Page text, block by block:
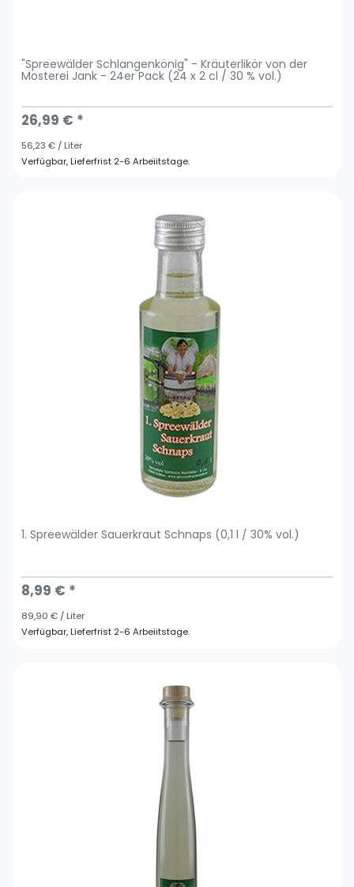
"Spreewälder Schlangenkönig" - Kräuterlikör von der
Mosterei Jank - 24er Pack (24 x 2 cl / 30 % vol.)
26,99 € *
56,23 € / Liter
Verfügbar, Lieferfrist 2-6 Arbeiitstage.
1. Spreewälder Sauerkraut Schnaps (0,1 l / 30% vol.)
8,99 € *
89,90 € / Liter
Verfügbar, Lieferfrist 2-6 Arbeiitstage.